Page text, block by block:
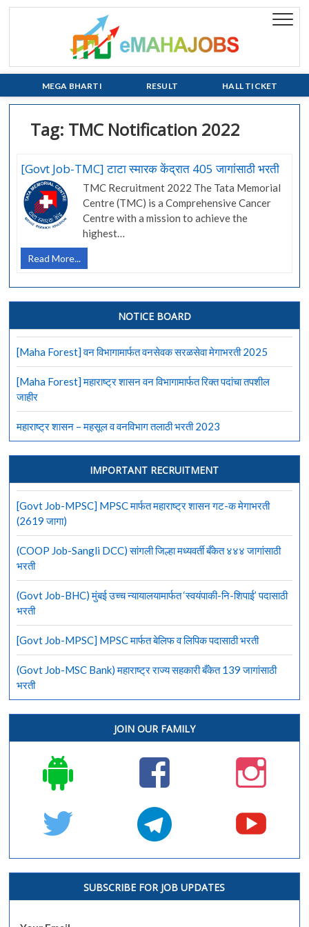
Skip
MEGA BHARTI RESULT HALL TICKET
Tag: TMC Notification 2022
[Govt Job-TMC] टाटा स्मारक केंद्रात 405 जागांसाठी भरती
TMC Recruitment 2022 The Tata Memorial
Centre (TMC) is a Comprehensive Cancer
Centre with a mission to achieve the
highest…
Read More...
Job-
TMC]
टाटा
केंद्रात
जागांसाठी
NOTICE BOARD
[Maha Forest] वन विभागामार्फत वनसेवक सरळसेवा मेगाभरती 2025
[Maha Forest] महाराष्ट्र शासन वन विभागामार्फत रिक्त पदांचा तपशील
जाहीर
महाराष्ट्र शासन – महसूल व वनविभाग तलाठी भरती 2023
IMPORTANT RECRUITMENT
[Govt Job-MPSC] MPSC मार्फत महाराष्ट्र शासन गट-क मेगाभरती
(2619 जागा)
(COOP Job-Sangli DCC) सांगली जिल्हा मध्यवर्ती बँकेत ४४४ जागांसाठी
भरती
(Govt Job-BHC) मुंबई उच्च न्यायालयामार्फत ‘स्वयंपाकी-नि-शिपाई’ पदासाठी
भरती
[Govt Job-MPSC] MPSC मार्फत बेलिफ व लिपिक पदासाठी भरती
(Govt Job-MSC Bank) महाराष्ट्र राज्य सहकारी बँकेत 139 जागांसाठी
भरती
JOIN OUR FAMILY
SUBSCRIBE FOR JOB UPDATES